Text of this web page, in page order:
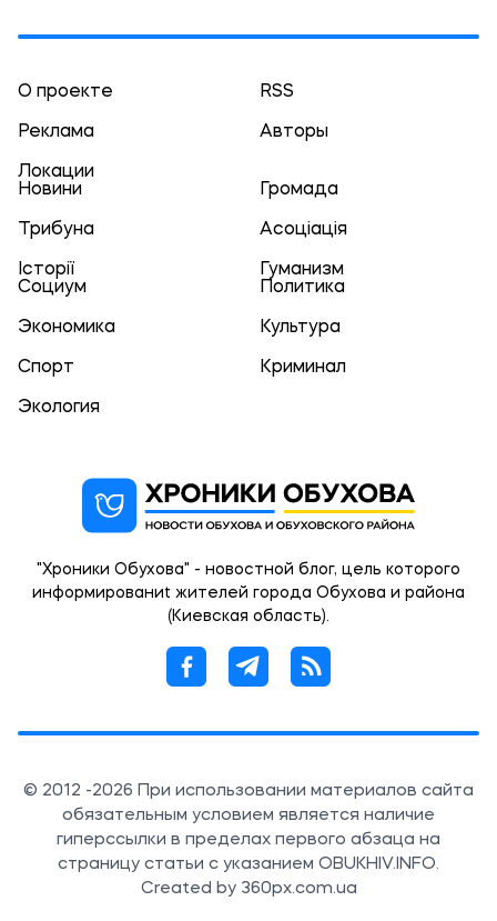
О проекте RSS
Реклама Авторы
Локации
Новини
Громада
Трибуна Асоціація
Історії
Гуманизм
Социум
Политика
Экономика Культура
Спорт Криминал
Экология
"Хроники Обухова" - новостной блог, цель которого
информированиt жителей города Обухова и района
(Киевская область).
© 2012 -2026 При использовании материалов сайта
обязательным условием является наличие
гиперссылки в пределах первого абзаца на
страницу статьи с указанием OBUKHIV.INFO.
Created by 360px.com.ua